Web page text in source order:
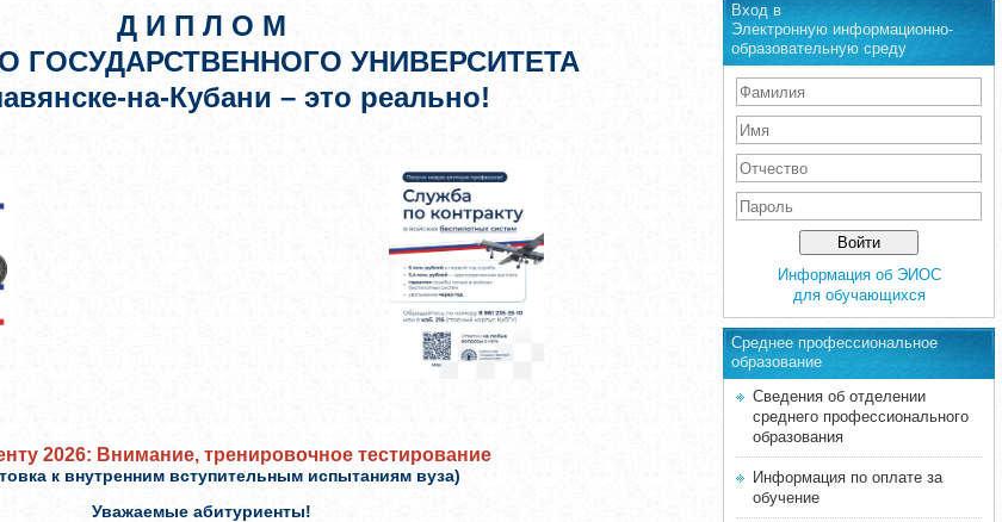
Д И П Л О М
ГОСУДАРСТВЕННОГО УНИВЕРСИТЕТА
на-Кубани – это реально!
2026: Внимание, тренировочное тестирование
к внутренним вступительным испытаниям вуза)
Уважаемые абитуриенты!
Вход в
Электронную информационно-
образовательную среду
Информация об ЭИОС
для обучающихся
Среднее професcиональное
образование
Сведения об отделении
среднего профессионального
образования
Информация по оплате за
обучение